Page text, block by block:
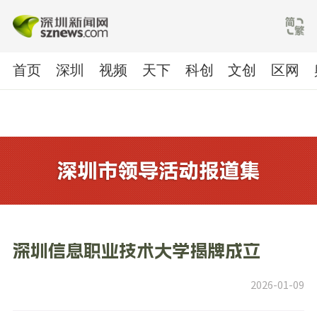
首页 深圳 视频 天下 科创 文创 区网
2026-01-09
深圳信息职业技术大学揭牌成立